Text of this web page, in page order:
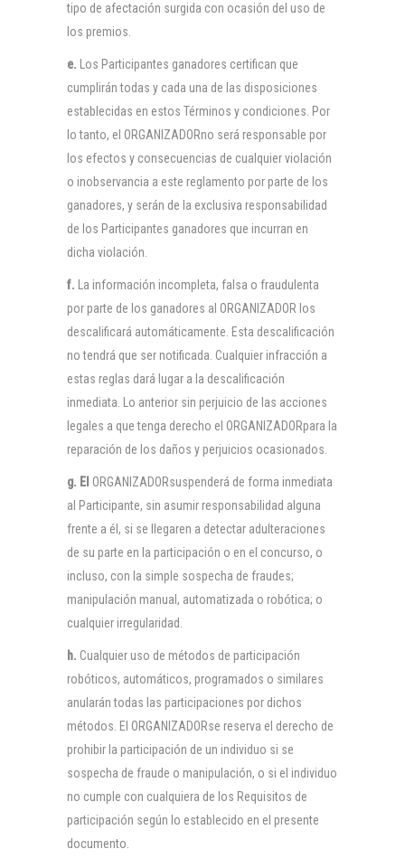
tipo de afectación surgida con ocasión del uso de
los premios.
e.
Los Participantes ganadores certifican que
cumplirán todas y cada una de las disposiciones
establecidas en estos Términos y condiciones. Por
lo tanto, el ORGANIZADORno será responsable por
los efectos y consecuencias de cualquier violación
o inobservancia a este reglamento por parte de los
ganadores, y serán de la exclusiva responsabilidad
de los Participantes ganadores que incurran en
dicha violación.
f.
La información incompleta, falsa o fraudulenta
por parte de los ganadores al ORGANIZADOR los
descalificará automáticamente. Esta descalificación
no tendrá que ser notificada. Cualquier infracción a
estas reglas dará lugar a la descalificación
inmediata. Lo anterior sin perjuicio de las acciones
legales a que tenga derecho el ORGANIZADORpara la
reparación de los daños y perjuicios ocasionados.
g. El ORGANIZADORsuspenderá de forma inmediata
al Participante, sin asumir responsabilidad alguna
frente a él, si se llegaren a detectar adulteraciones
de su parte en la participación o en el concurso, o
incluso, con la simple sospecha de fraudes;
manipulación manual, automatizada o robótica; o
cualquier irregularidad.
h. Cualquier uso de métodos de participación
robóticos, automáticos, programados o similares
anularán todas las participaciones por dichos
métodos. El ORGANIZADORse reserva el derecho de
prohibir la participación de un individuo si se
sospecha de fraude o manipulación, o si el individuo
no cumple con cualquiera de los Requisitos de
participación según lo establecido en el presente
documento.